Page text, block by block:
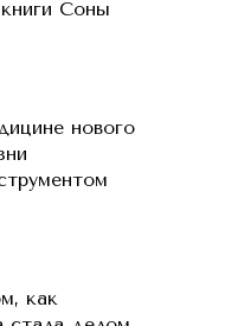
Соны
нового
как